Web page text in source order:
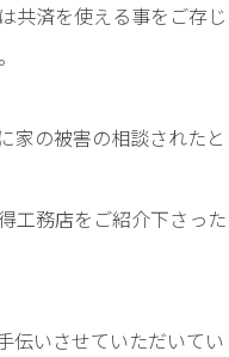
共済を使える事をご存じ
家の被害の相談されたと
工務店をご紹介下さった
伝いさせていただいてい